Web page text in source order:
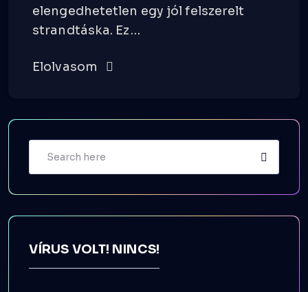
elengedhetetlen egy jól felszerelt
strandtáska. Ez…
Elolvasom
VÍRUS VOLT! NINCS!